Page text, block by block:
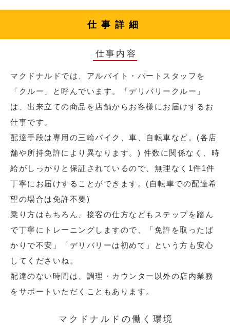
仕事詳細
仕事内容
マクドナルドでは、アルバイト・パートスタッフを
「クルー」と呼んでいます。「デリバリークルー」
は、出来立ての商品を店舗からお客様にお届けするお
仕事です。
配達手段は専用の三輪バイク、車、自転車など。(各店
舗や所持免許により異なります。) 件数に関係なく、時
給がしっかりと保証されているので、無理なく1件1件
丁寧にお届けすることができます。(自転車での配達希
望の場合は免許不要)
乗り方はもちろん、接客の仕方などもステップを踏ん
で丁寧にトレーニングしますので、「免許を取ったば
かりで不安」「デリバリーは初めて」という方も安心
してくださいね。
配達のない時間は、調理・カウンター以外の店内業務
をサポートいただくこともあります。
マクドナルドの働く環境